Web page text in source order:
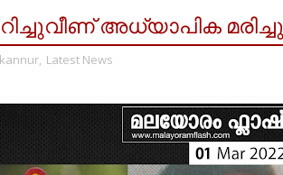
അധ്യാപിക മരിച്ചു
kannur, Latest News